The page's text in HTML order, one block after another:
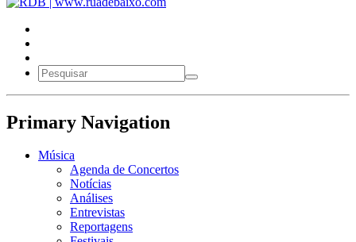
Primary Navigation
Música
Agenda de Concertos
Notícias
Análises
Entrevistas
Reportagens